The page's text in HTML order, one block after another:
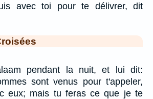
avec toi pour te délivrer, dit
pendant la nuit, et lui dit:
sont venus pour t'appeler,
eux; mais tu feras ce que je te